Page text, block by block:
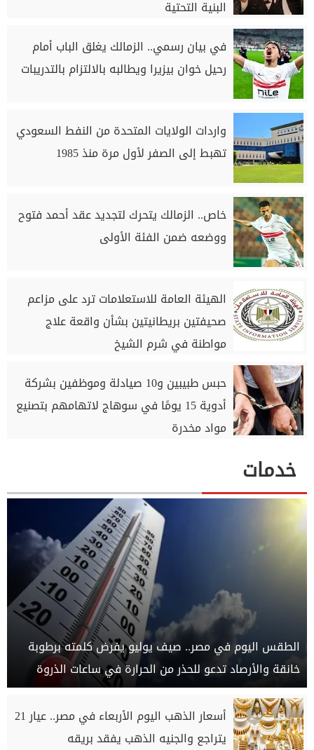
البنية التحتية
في بيان رسمي.. الزمالك يغلق الباب أمام
رحيل خوان بيزيرا ويطالبه بالالتزام بالتدريبات
واردات الولايات المتحدة من النفط السعودي
تهبط إلى الصفر لأول مرة منذ 1985
خاص.. الزمالك يتحرك لتجديد عقد أحمد فتوح
ووضعه ضمن الفئة الأولى
الهيئة العامة للاستعلامات ترد على مزاعم
صحيفتين بريطانيتين بشأن واقعة علاج
مواطنة في شرم الشيخ
حبس طبيبين و10 صيادلة وموظفين بشركة
أدوية 15 يومًا في سوهاج لاتهامهم بتصنيع
مواد مخدرة
خدمات
الطقس اليوم في مصر.. صيف يوليو يفرض كلمته برطوبة
خانقة والأرصاد تدعو للحذر من الحرارة في ساعات الذروة
أسعار الذهب اليوم الأربعاء في مصر.. عيار 21
يتراجع والجنيه الذهب يفقد بريقه